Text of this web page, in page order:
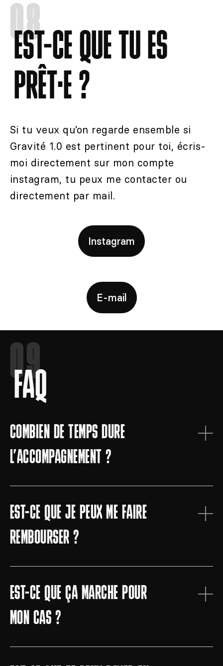
08
EST-CE QUE TU ES
PRÊT·E ?
Si tu veux qu’on regarde ensemble si
Gravité 1.0 est pertinent pour toi, écris-
moi directement sur mon compte
instagram, tu peux me contacter ou
directement par mail.
Instagram
E-mail
09
FAQ
COMBIEN DE TEMPS DURE
L’ACCOMPAGNEMENT ?
Je t’accompagne pendant 2 mois.
EST-CE QUE JE PEUX ME FAIRE
REMBOURSER ?
Tu peux te rétracter dans un délai de 14
jours après la signature du
contrat d’accompagnement.
EST-CE QUE ÇA MARCHE POUR
MON CAS ?
La garantie de réussite est liée à